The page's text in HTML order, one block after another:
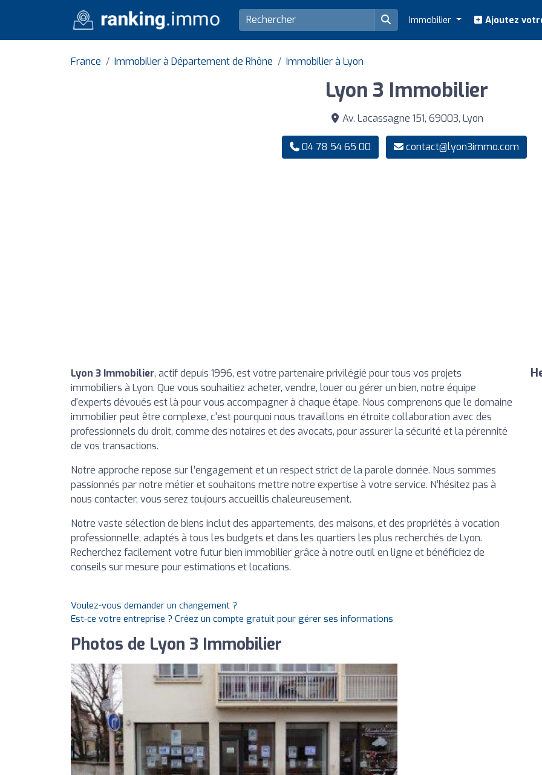
Immobilier Ajoutez
France Immobilier à Département de Rhône Immobilier à Lyon
Lyon 3 Immobilier
Av. Lacassagne 151, 69003, Lyon
04 78 54 65 00 contact@lyon3immo.com
Lyon 3 Immobilier, actif depuis 1996, est votre partenaire privilégié pour tous vos projets
immobiliers à Lyon. Que vous souhaitiez acheter, vendre, louer ou gérer un bien, notre équipe
d'experts dévoués est là pour vous accompagner à chaque étape. Nous comprenons que le domaine
immobilier peut être complexe, c'est pourquoi nous travaillons en étroite collaboration avec des
professionnels du droit, comme des notaires et des avocats, pour assurer la sécurité et la pérennité
de vos transactions.
Notre approche repose sur l’engagement et un respect strict de la parole donnée. Nous sommes
passionnés par notre métier et souhaitons mettre notre expertise à votre service. N’hésitez pas à
nous contacter, vous serez toujours accueillis chaleureusement.
Notre vaste sélection de biens inclut des appartements, des maisons, et des propriétés à vocation
professionnelle, adaptés à tous les budgets et dans les quartiers les plus recherchés de Lyon.
Recherchez facilement votre futur bien immobilier grâce à notre outil en ligne et bénéficiez de
conseils sur mesure pour estimations et locations.
Voulez-vous demander un changement ?
Est-ce votre entreprise ? Créez un compte gratuit pour gérer ses informations
Photos de Lyon 3 Immobilier